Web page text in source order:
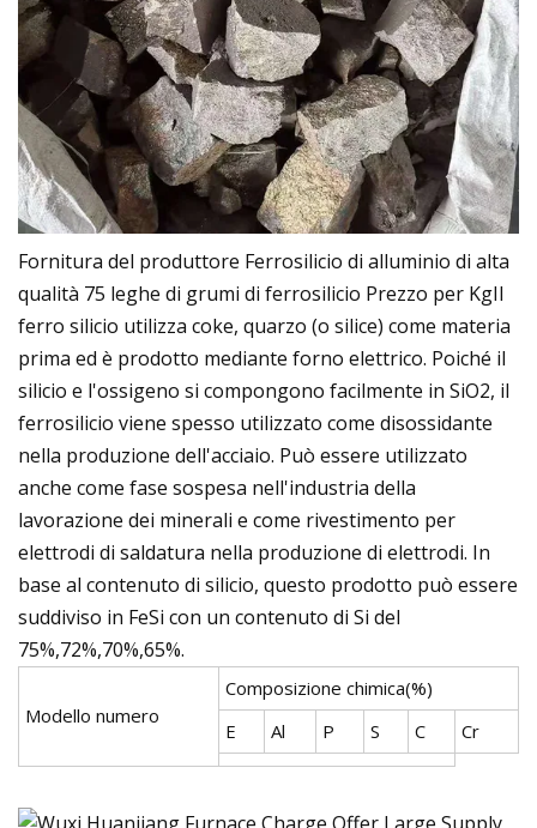
Fornitura del produttore Ferrosilicio di alluminio di alta
qualità 75 leghe di grumi di ferrosilicio Prezzo per KgIl
ferro silicio utilizza coke, quarzo (o silice) come materia
prima ed è prodotto mediante forno elettrico. Poiché il
silicio e l'ossigeno si compongono facilmente in SiO2, il
ferrosilicio viene spesso utilizzato come disossidante
nella produzione dell'acciaio. Può essere utilizzato
anche come fase sospesa nell'industria della
lavorazione dei minerali e come rivestimento per
elettrodi di saldatura nella produzione di elettrodi. In
base al contenuto di silicio, questo prodotto può essere
suddiviso in FeSi con un contenuto di Si del
75%,72%,70%,65%.
Modello numero
Composizione chimica(%)
E
Al P S C Cr